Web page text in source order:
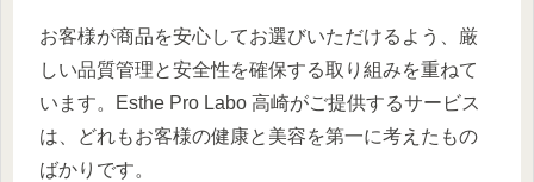
お客様が商品を安心してお選びいただけるよう、厳
しい品質管理と安全性を確保する取り組みを重ねて
います。Esthe Pro Labo 高崎がご提供するサービス
は、どれもお客様の健康と美容を第一に考えたもの
ばかりです。